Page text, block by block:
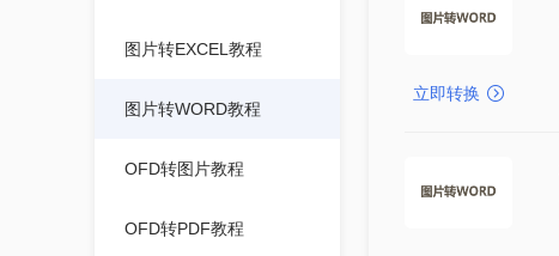
图片转EXCEL教程
图片转WORD教程
OFD转图片教程
OFD转PDF教程
立即转换